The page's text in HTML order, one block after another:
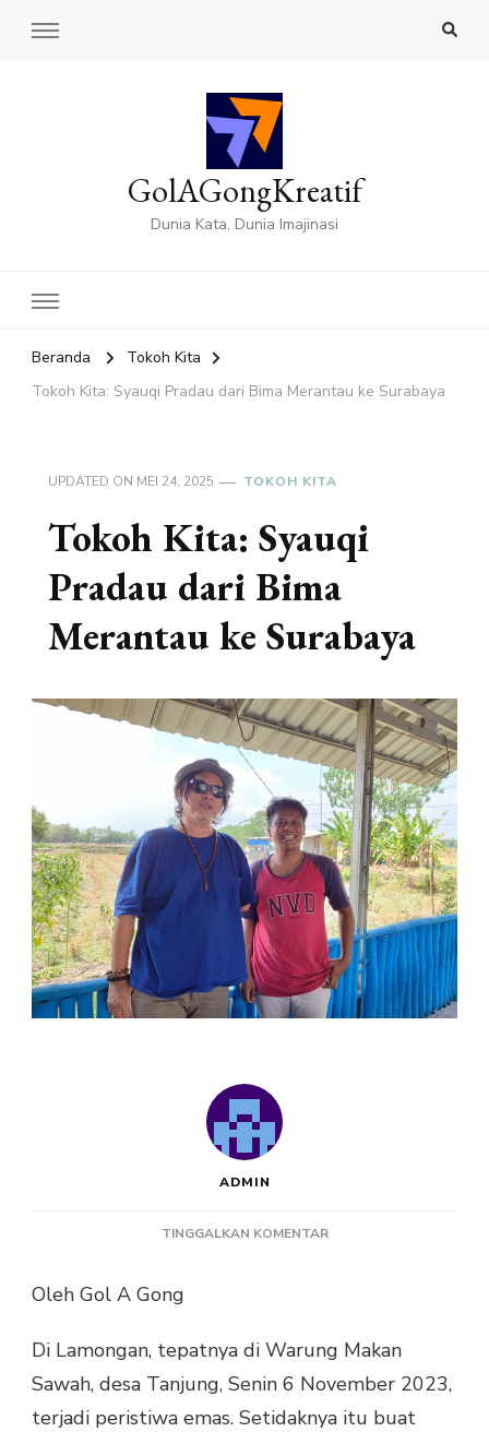
GolAGongKreatif
Dunia Kata, Dunia Imajinasi
Beranda
Tokoh Kita
Tokoh Kita: Syauqi Pradau dari Bima Merantau ke Surabaya
UPDATED ON MEI 24, 2025 TOKOH KITA
Tokoh Kita: Syauqi
Pradau dari Bima
Merantau ke Surabaya
ADMIN
TINGGALKAN KOMENTARPADA
DARI
MERANTAU
KE
Oleh Gol A Gong
Di Lamongan, tepatnya di Warung Makan
Sawah, desa Tanjung, Senin 6 November 2023,
terjadi peristiwa emas. Setidaknya itu buat